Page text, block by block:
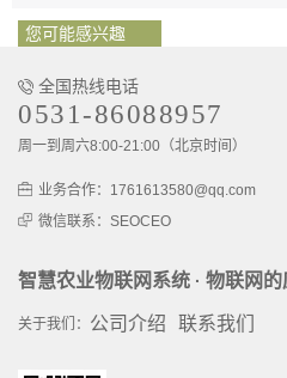
您可能感兴趣
全国热线电话
0531-86088957
周一到周六8:00-21:00（北京时间）
业务合作：1761613580@qq.com
微信联系：SEOCEO
智慧农业物联网系统 · 物联网的
关于我们： 公司介绍 联系我们